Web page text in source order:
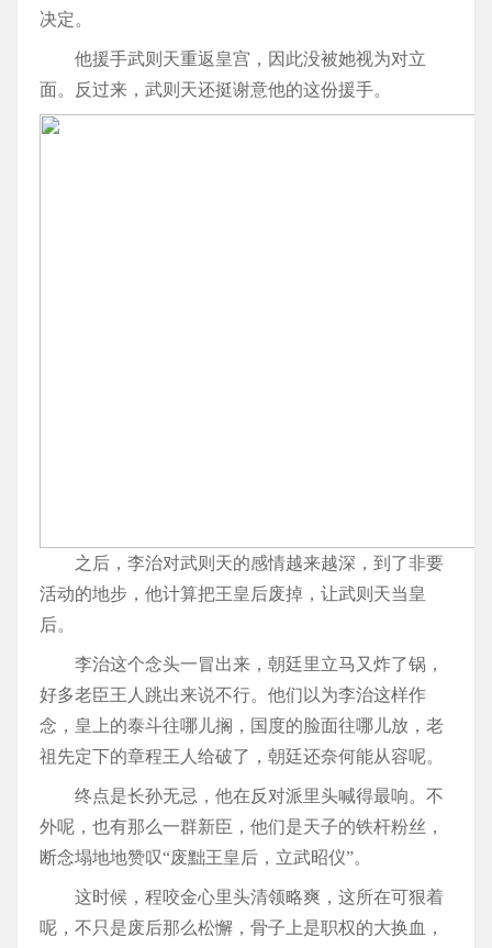
决定。
他援手武则天重返皇宫，因此没被她视为对立
面。反过来，武则天还挺谢意他的这份援手。
之后，李治对武则天的感情越来越深，到了非要
活动的地步，他计算把王皇后废掉，让武则天当皇
后。
李治这个念头一冒出来，朝廷里立马又炸了锅，
好多老臣王人跳出来说不行。他们以为李治这样作
念，皇上的泰斗往哪儿搁，国度的脸面往哪儿放，老
祖先定下的章程王人给破了，朝廷还奈何能从容呢。
终点是长孙无忌，他在反对派里头喊得最响。不
外呢，也有那么一群新臣，他们是天子的铁杆粉丝，
断念塌地地赞叹“废黜王皇后，立武昭仪”。
这时候，程咬金心里头清领略爽，这所在可狠着
呢，不只是废后那么松懈，骨子上是职权的大换血，